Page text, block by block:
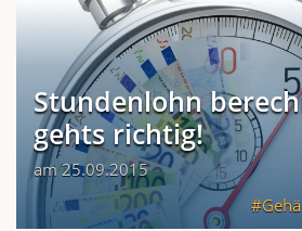
Stundenlohn
gehts richtig!
am 25.09.2015